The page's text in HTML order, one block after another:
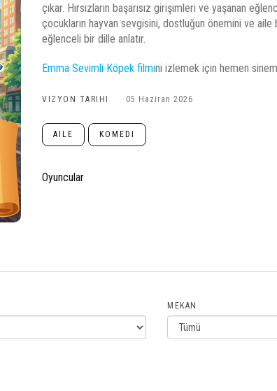
çıkar. Hırsızların başarısız girişimleri ve yaşanan
çocukların hayvan sevgisini, dostluğun önemini ve aile
eğlenceli bir dille anlatır.
Emma Sevimli Köpek filmini izlemek için hemen
VIZYON TARIHI 05 Haziran 2026
AILE KOMEDI
Oyuncular
MEKAN